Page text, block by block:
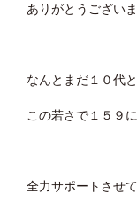
ありがとうございま
なんとまだ１０代
この若さで１５９
全力サポートさせ